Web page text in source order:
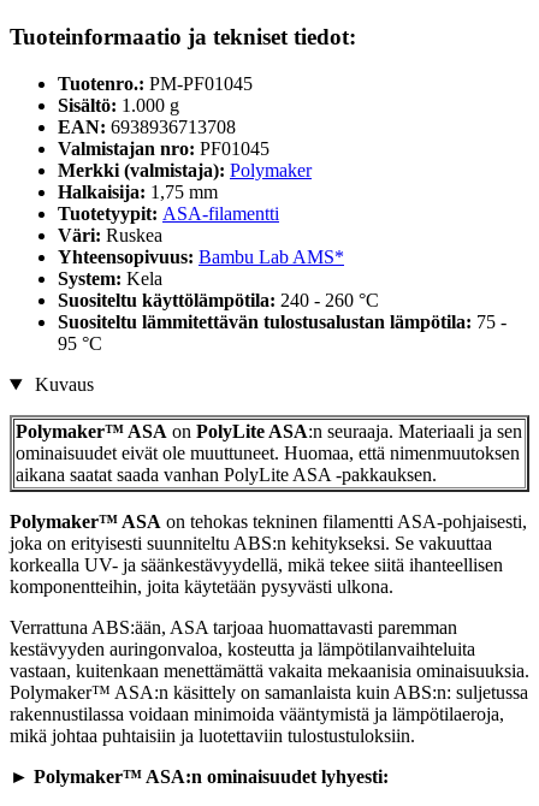
Tuoteinformaatio ja tekniset tiedot:
Tuotenro.: PM-PF01045
Sisältö: 1.000 g
EAN: 6938936713708
Valmistajan nro: PF01045
Merkki (valmistaja): Polymaker
Halkaisija: 1,75 mm
Tuotetyypit: ASA-filamentti
Väri: Ruskea
Yhteensopivuus: Bambu Lab AMS*
System: Kela
Suositeltu käyttölämpötila: 240 - 260 °C
Suositeltu lämmitettävän tulostusalustan lämpötila: 75 -
95 °C
Kuvaus
Polymaker™ ASA on PolyLite ASA:n seuraaja. Materiaali ja sen
ominaisuudet eivät ole muuttuneet. Huomaa, että nimenmuutoksen
aikana saatat saada vanhan PolyLite ASA -pakkauksen.
Polymaker™ ASA on tehokas tekninen filamentti ASA-pohjaisesti,
joka on erityisesti suunniteltu ABS:n kehitykseksi. Se vakuuttaa
korkealla UV- ja säänkestävyydellä, mikä tekee siitä ihanteellisen
komponentteihin, joita käytetään pysyvästi ulkona.
Verrattuna ABS:ään, ASA tarjoaa huomattavasti paremman
kestävyyden auringonvaloa, kosteutta ja lämpötilanvaihteluita
vastaan, kuitenkaan menettämättä vakaita mekaanisia ominaisuuksia.
Polymaker™ ASA:n käsittely on samanlaista kuin ABS:n: suljetussa
rakennustilassa voidaan minimoida vääntymistä ja lämpötilaeroja,
mikä johtaa puhtaisiin ja luotettaviin tulostustuloksiin.
► Polymaker™ ASA:n ominaisuudet lyhyesti: